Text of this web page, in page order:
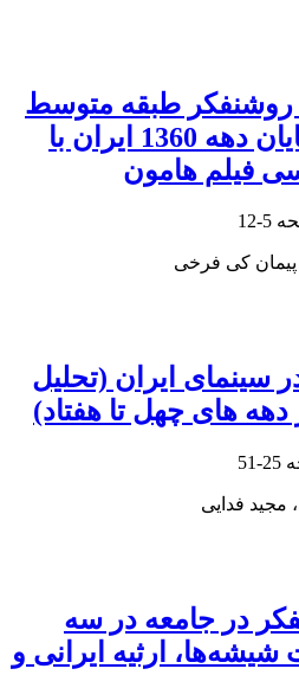
روشنفکر طبقه متوسط
شهری در سینمای پایان دهه 1360 ایران با
فیلم هامون
5-12
پیمان کی فرخی
سینمای ایران (تحلیل
دهه های چهل تا هفتاد)
25-51
مجید فدایی
در جامعه در سه
ارثیه ایرانی و